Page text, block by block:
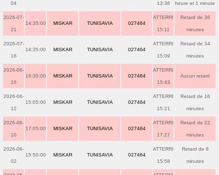
04 13:36 heure et 1 minute
2026-07-
21
14:35:00 MISKAR TUNISAVIA 027464
ATTERRI
15:11
Retard de 36
minutes
2026-07-
16
14:35:00 MISKAR TUNISAVIA 027464
ATTERRI
15:09
Retard de 34
minutes
2026-06-
16
16:35:00 MISKAR TUNISAVIA 027464
ATTERRI
15:43
Aucun retard
2026-06-
12
15:05:00 MISKAR TUNISAVIA 027464
ATTERRI
15:21
Retard de 16
minutes
2026-06-
10
17:05:00 MISKAR TUNISAVIA 027464
ATTERRI
17:27
Retard de 22
minutes
2026-06-
02
15:50:00 MISKAR TUNISAVIA 027464
ATTERRI
15:58
Retard de 8
minutes